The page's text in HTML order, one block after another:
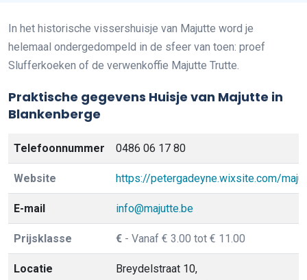
In het historische vissershuisje van Majutte word je
helemaal ondergedompeld in de sfeer van toen: proef
Slufferkoeken of de verwenkoffie Majutte Trutte.
Praktische gegevens Huisje van Majutte in
Blankenberge
Telefoonnummer 0486 06 17 80
Website https://petergadeyne.wixsite.com/
E-mail info@majutte.be
Prijsklasse € - Vanaf € 3.00 tot € 11.00
Locatie
Breydelstraat 10,